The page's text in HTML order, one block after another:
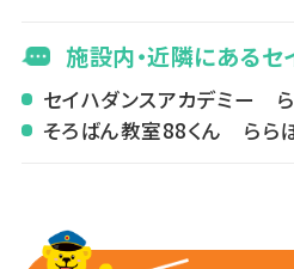
施設内・近隣にある
セイハダンスアカデミー
そろばん教室88くん らら